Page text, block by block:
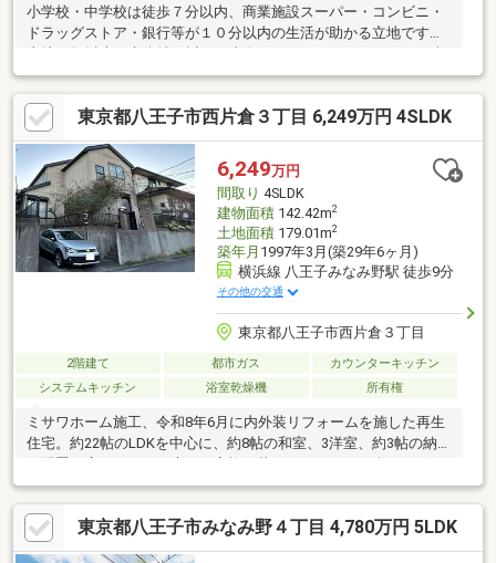
小学校・中学校は徒歩７分以内、商業施設スーパー・コンビニ・
ドラッグストア・銀行等が１０分以内の生活が助かる立地です！
土地50坪以上、市街地が近い、南向き、システムキッチン、陽当
り良好、全居室収納、南側道路面す、閑静な住宅地、ＬＤＫ１５
畳以上、前道６ｍ以上、角地、和室、整形地、庭、対面式キッチ
ン、トイレ２ヶ所、浴室１坪以上、２階建、南面バルコニー、全
室南向き、南庭、床下収納、浴室に窓、ＴＶモニタ付インターホ
ン、緑豊かな住宅地、ウォークインクローゼット、全居室６畳以
上、都市ガス、小学校 徒歩10分以内、屋根裏収納、周辺交通量少
なめ
東京都八王子市西片倉３丁目 6,249万円 4SLDK
6,249万円
間取り 4SLDK
建物面積142.42m2
土地面積179.01m2
築年月 1997年3月(築29年6ヶ月)
横浜線 八王子みなみ野駅 徒歩9分
その他の交通
東京都八王子市西片倉３丁目
2階建て 都市ガス
カウンターキッチン
システムキッチン
浴室乾燥機 所有権
ミサワホーム施工、令和8年6月に内外装リフォームを施した再生
住宅。約22帖のLDKを中心に、約8帖の和室、3洋室、約3帖の納戸
えます。
東京都八王子市みなみ野４丁目 4,780万円 5LDK